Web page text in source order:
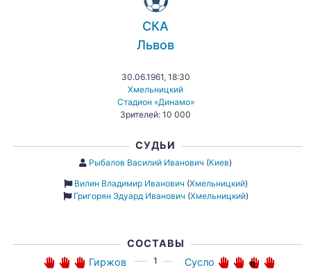
СКА
Львов
30.06.1961, 18:30
Хмельницкий
Стадион «Динамо»
Зрителей: 10 000
СУДЬИ
Рыбалов Василий Иванович (Киев)
Вилин Владимир Иванович (Хмельницкий)
Григорян Эдуард Иванович (Хмельницкий)
СОСТАВЫ
Гиржов
1
Сусло